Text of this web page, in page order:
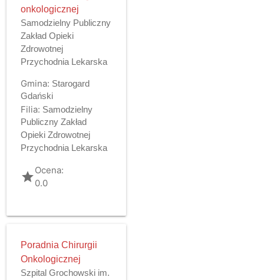
onkologicznej
Samodzielny Publiczny
Zakład Opieki
Zdrowotnej
Przychodnia Lekarska
Gmina: Starogard
Gdański
Filia: Samodzielny
Publiczny Zakład
Opieki Zdrowotnej
Przychodnia Lekarska
gradeOcena:
0.0
Poradnia Chirurgii
Onkologicznej
Szpital Grochowski im.